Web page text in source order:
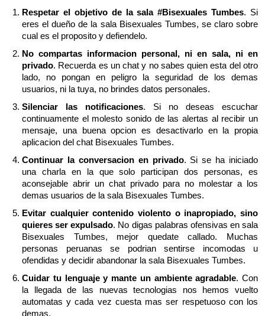
Respetar el objetivo de la sala #Bisexuales Tumbes. Si
eres el dueño de la sala Bisexuales Tumbes, se claro sobre
cual es el proposito y defiendelo.
No compartas informacion personal, ni en sala, ni en
privado. Recuerda es un chat y no sabes quien esta del otro
lado, no pongan en peligro la seguridad de los demas
usuarios, ni la tuya, no brindes datos personales.
Silenciar las notificaciones. Si no deseas escuchar
continuamente el molesto sonido de las alertas al recibir un
mensaje, una buena opcion es desactivarlo en la propia
aplicacion del chat Bisexuales Tumbes.
Continuar la conversacion en privado. Si se ha iniciado
una charla en la que solo participan dos personas, es
aconsejable abrir un chat privado para no molestar a los
demas usuarios de la sala Bisexuales Tumbes.
Evitar cualquier contenido violento o inapropiado, sino
quieres ser expulsado. No digas palabras ofensivas en sala
Bisexuales Tumbes, mejor quedate callado. Muchas
personas peruanas se podrian sentirse incomodas u
ofendidas y decidir abandonar la sala Bisexuales Tumbes.
Cuidar tu lenguaje y mante un ambiente agradable. Con
la llegada de las nuevas tecnologias nos hemos vuelto
automatas y cada vez cuesta mas ser respetuoso con los
demas.